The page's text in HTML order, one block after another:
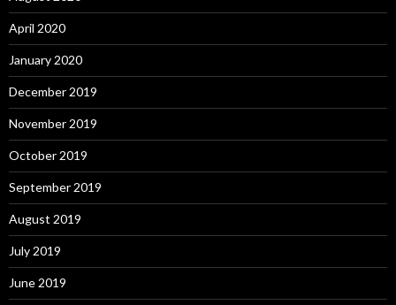
April 2020
January 2020
December 2019
November 2019
October 2019
September 2019
August 2019
July 2019
June 2019